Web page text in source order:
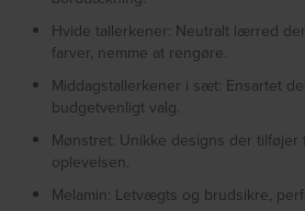
Hvide tallerkener: Neutralt lærred
farver, nemme at rengøre.
Middagstallerkener i sæt: Ensartet
budgetvenligt valg.
Mønstret: Unikke designs der
oplevelsen.
Melamin: Letvægts og brudsikre,